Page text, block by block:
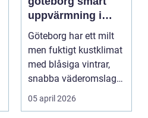
uppvärmning i
kustklimat
Göteborg har ett milt
men fuktigt kustklimat
med blåsiga vintrar,
snabba väderomslag
och ofta hög lu...
05 april 2026